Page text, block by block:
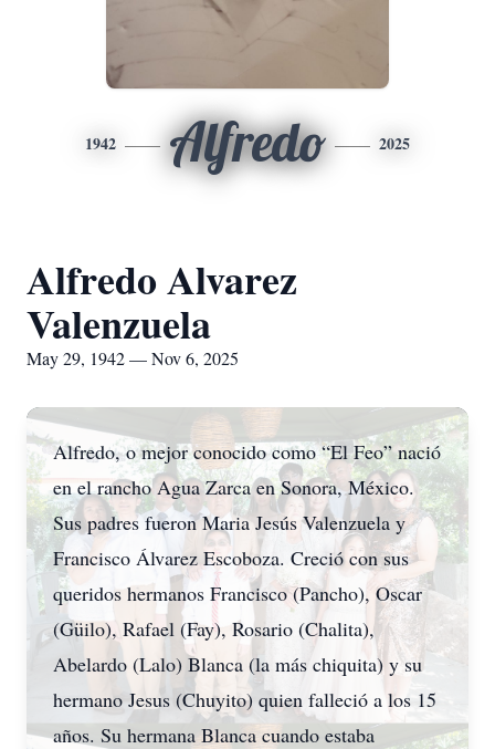
1942 Alfredo 2025
Alfredo Alvarez
Valenzuela
May 29, 1942 — Nov 6, 2025
Alfredo, o mejor conocido como “El Feo” nació
en el rancho Agua Zarca en Sonora, México.
Sus padres fueron Maria Jesús Valenzuela y
Francisco Álvarez Escoboza. Creció con sus
queridos hermanos Francisco (Pancho), Oscar
(Güilo), Rafael (Fay), Rosario (Chalita),
Abelardo (Lalo) Blanca (la más chiquita) y su
hermano Jesus (Chuyito) quien falleció a los 15
años. Su hermana Blanca cuando estaba